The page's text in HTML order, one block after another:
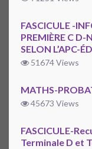
FASCICULE -
PREMIÈRE C
SELON L’APC-
51674 Views
MATHS-
45673 Views
FASCICULE-
Terminale D et